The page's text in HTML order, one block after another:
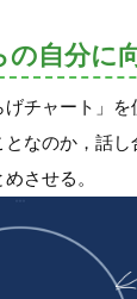
の自分に
チャート」
なのか，話し
させる。